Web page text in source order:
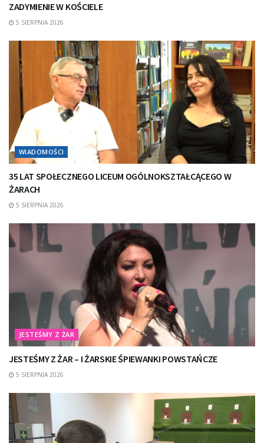
ZADYMIENIE W KOŚCIELE
5 SIERPNIA 2026
WIADOMOŚCI
35 LAT SPOŁECZNEGO LICEUM OGÓLNOKSZTAŁCĄCEGO W
ŻARACH
5 SIERPNIA 2026
JESTEŚMY Z ŻAR
JESTEŚMY Z ŻAR – I ŻARSKIE ŚPIEWANKI POWSTAŃCZE
5 SIERPNIA 2026